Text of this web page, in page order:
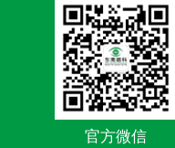
官方微信